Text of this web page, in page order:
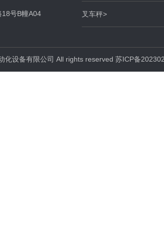
号B幢A04
叉车秤>
化设备有限公司 All rights reserved 苏ICP备